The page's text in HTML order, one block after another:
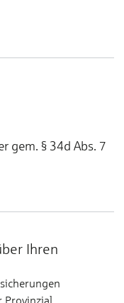
gem. § 34d Abs. 7
Ihren
Provinzial